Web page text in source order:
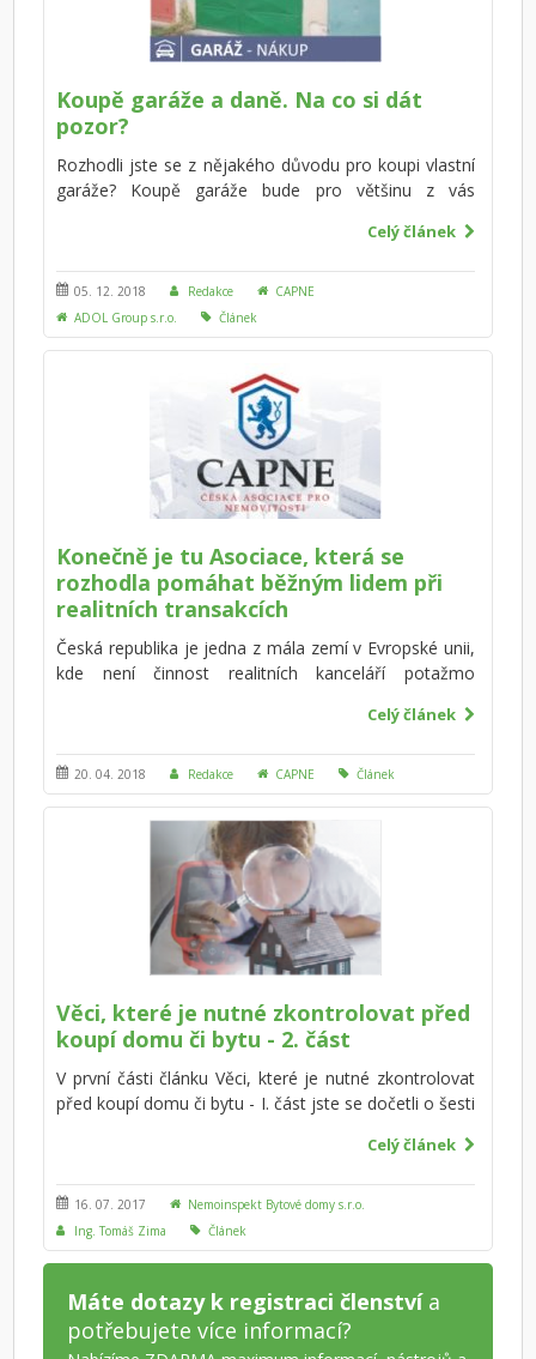
Koupě garáže a daně. Na co si dát
pozor?
Rozhodli jste se z nějakého důvodu pro koupi vlastní
garáže? Koupě garáže bude pro většinu z vás
půjde o desetitisíce až statisíce korun. Víte, jak
postupovat? Na co nezapomenout a na co si dát
pozor? Co bude potřeba vyřídit s úřady a kolik to
bude přibližné stát? Připravili jsme pro vás kompletní
přehled a užitečné rady, jak postupovat při koupi
Celý článek
05. 12. 2018 Redakce
CAPNE
ADOL Group s.r.o.
Článek
Konečně je tu Asociace, která se
rozhodla pomáhat běžným lidem při
realitních transakcích
Česká republika je jedna z mála zemí v Evropské unii,
kde není činnost realitních kanceláří potažmo
regulována. Přesto je realitní trh významným trhem
co do počtu realitních transakcí a objemu
obchodovaných peněz. Není potom divu, že máme v
naší zemi nejvíce realitních makléřů na počet
obyvatel v celé Evropě.
Celý článek
20. 04. 2018 Redakce CAPNE Článek
Věci, které je nutné zkontrolovat před
koupí domu či bytu - 2. část
V první části článku Věci, které je nutné zkontrolovat
před koupí domu či bytu - I. část jste se dočetli o šesti
koupí domu či bytu. V tomto článku uvádíme další
každá z nich může mít výrazný dopad na cenu
nemovitosti, případně se její oprava či rekonstrukce
může značně prodražit.
Celý článek
16. 07. 2017
Nemoinspekt Bytové domy s.r.o.
Ing. Tomáš Zima
Článek
Máte dotazy k registraci členstvía
potřebujete více informací?